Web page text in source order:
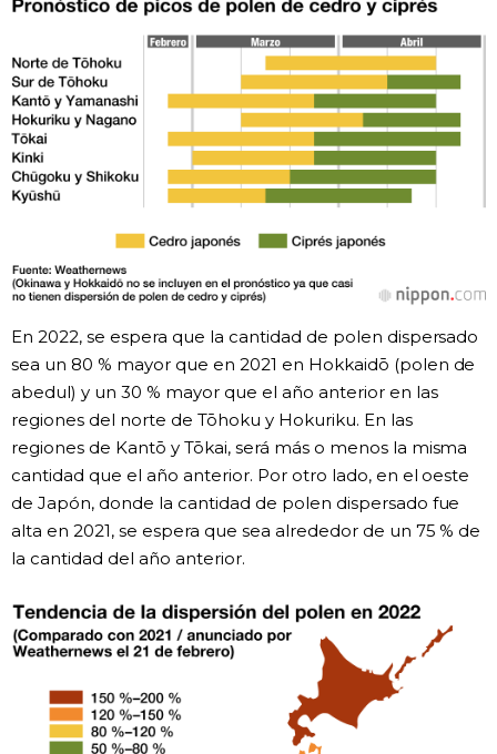
En 2022, se espera que la cantidad de polen dispersado
sea un 80 % mayor que en 2021 en Hokkaidō (polen de
abedul) y un 30 % mayor que el año anterior en las
regiones del norte de Tōhoku y Hokuriku. En las
regiones de Kantō y Tōkai, será más o menos la misma
cantidad que el año anterior. Por otro lado, en el oeste
de Japón, donde la cantidad de polen dispersado fue
alta en 2021, se espera que sea alrededor de un 75 % de
la cantidad del año anterior.